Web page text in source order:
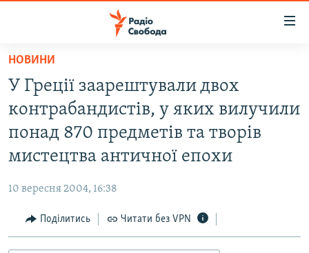
Перейти
основного
матеріалу
до
основної
Перейти
пошуку
ВСЕ ЗА ДОБУ
СТАТТІ
СУСПІЛЬСТВО
КУЛЬТУРА
СПОРТ
ДОНБАС.РЕАЛІЇ
КРИМ.РЕАЛІЇ
ТИ ЯК?
НОВИНИ
У Греції заарештували двох
контрабандистів, у яких вилучили
понад 870 предметів та творів
мистецтва античної епохи
10 вересня 2004, 16:38
Поділитись Читати без VPN